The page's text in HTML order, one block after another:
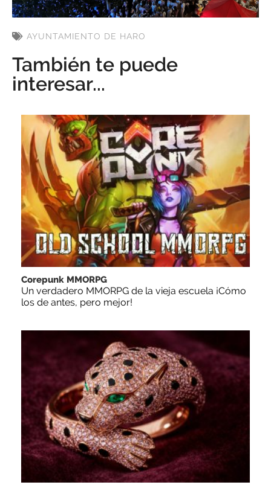
AYUNTAMIENTO DE HARO
También te puede
interesar...
Corepunk MMORPG
Un verdadero MMORPG de la vieja escuela ¡Cómo
los de antes, pero mejor!